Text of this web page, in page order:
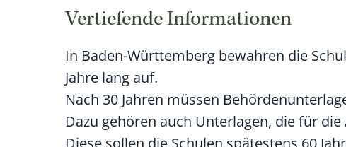
Vertiefende Informationen
In Baden-Württemberg bewahren die
Jahre lang auf.
Nach 30 Jahren müssen
Dazu gehören auch Unterlagen, die für
Diese sollen die Schulen spätestens 60